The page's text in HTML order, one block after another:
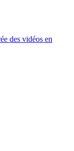
des vidéos en